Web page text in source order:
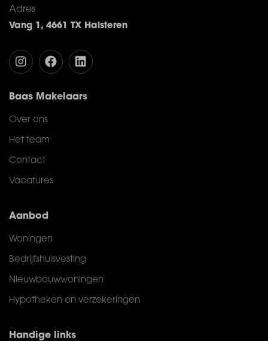
Adres
Vang 1, 4661 TX Halsteren
Baas Makelaars
Over ons
Het team
Contact
Vacatures
Aanbod
Woningen
Bedrijfshuisvesting
Nieuwbouwwoningen
Hypotheken en verzekeringen
Handige links